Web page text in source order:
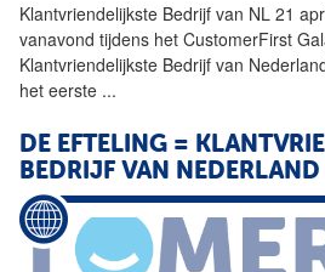
Klantvriendelijkste Bedrijf van NL 21
vanavond tijdens het CustomerFirst
Klantvriendelijkste Bedrijf van
het eerste ...
DE EFTELING =
BEDRIJF VAN NEDERLAND